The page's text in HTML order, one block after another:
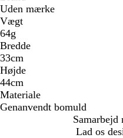
Uden mærke
Vægt
64g
Bredde
33cm
Højde
44cm
Materiale
Genanvendt bomuld
Samarbejd
Lad os